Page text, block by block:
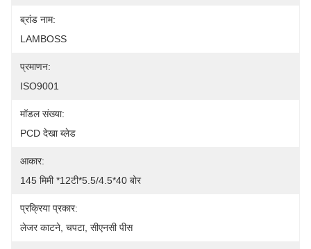
ब्रांड नाम:
LAMBOSS
प्रमाणन:
ISO9001
मॉडल संख्या:
PCD देखा ब्लेड
आकार:
145 मिमी *12टी*5.5/4.5*40 बोर
प्रक्रिया प्रकार:
लेजर काटने, चपटा, सीएनसी पीस